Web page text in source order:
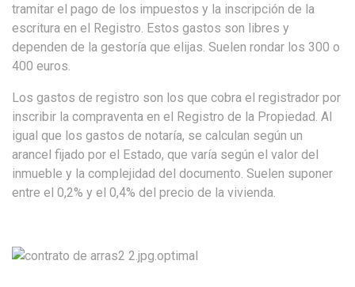
tramitar el pago de los impuestos y la inscripción de la
escritura en el Registro. Estos gastos son libres y
dependen de la gestoría que elijas. Suelen rondar los 300 o
400 euros.
Los gastos de registro son los que cobra el registrador por
inscribir la compraventa en el Registro de la Propiedad. Al
igual que los gastos de notaría, se calculan según un
arancel fijado por el Estado, que varía según el valor del
inmueble y la complejidad del documento. Suelen suponer
entre el 0,2% y el 0,4% del precio de la vivienda.